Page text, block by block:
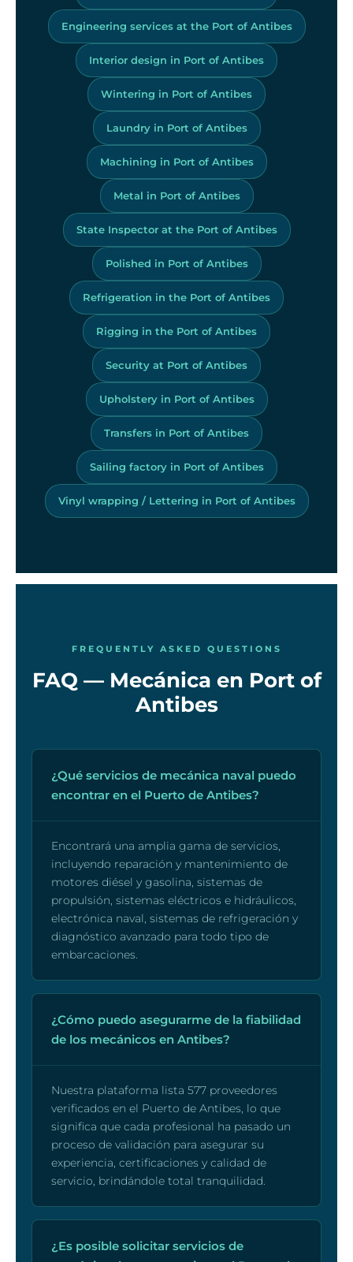
Engineering services at the Port of Antibes
Interior design in Port of Antibes
Wintering in Port of Antibes
Laundry in Port of Antibes
Machining in Port of Antibes
Metal in Port of Antibes
State Inspector at the Port of Antibes
Polished in Port of Antibes
Refrigeration in the Port of Antibes
Rigging in the Port of Antibes
Security at Port of Antibes
Upholstery in Port of Antibes
Transfers in Port of Antibes
Sailing factory in Port of Antibes
Vinyl wrapping / Lettering in Port of Antibes
FREQUENTLY ASKED QUESTIONS
FAQ — Mecánica en Port of
Antibes
¿Qué servicios de mecánica naval puedo
encontrar en el Puerto de Antibes?
Encontrará una amplia gama de servicios,
incluyendo reparación y mantenimiento de
motores diésel y gasolina, sistemas de
propulsión, sistemas eléctricos e hidráulicos,
electrónica naval, sistemas de refrigeración y
diagnóstico avanzado para todo tipo de
embarcaciones.
¿Cómo puedo asegurarme de la fiabilidad
de los mecánicos en Antibes?
Nuestra plataforma lista 577 proveedores
verificados en el Puerto de Antibes, lo que
significa que cada profesional ha pasado un
proceso de validación para asegurar su
experiencia, certificaciones y calidad de
servicio, brindándole total tranquilidad.
¿Es posible solicitar servicios de